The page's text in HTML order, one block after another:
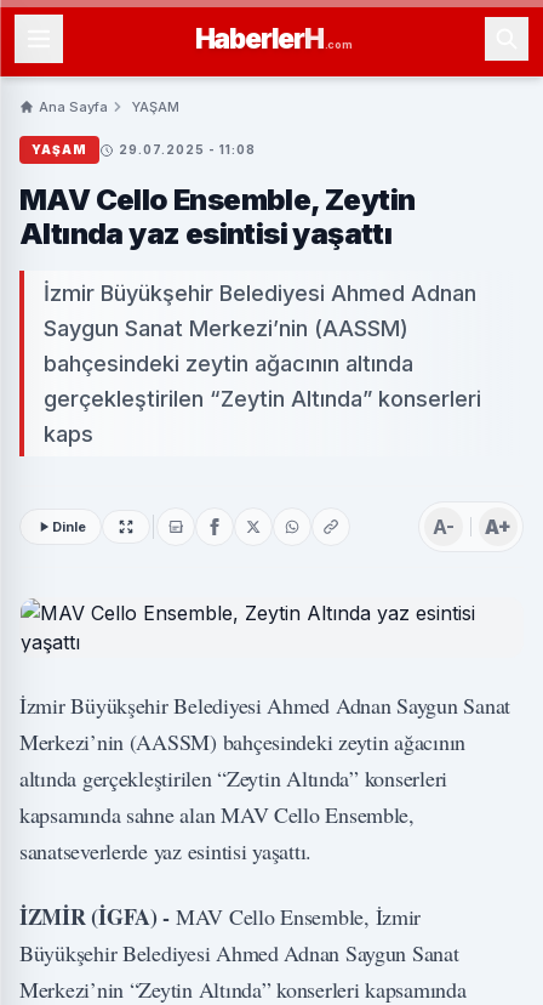
HaberlerH .com
Ana Sayfa YAŞAM
YAŞAM 29.07.2025 - 11:08
MAV Cello Ensemble, Zeytin
Altında yaz esintisi yaşattı
İzmir Büyükşehir Belediyesi Ahmed Adnan
Saygun Sanat Merkezi’nin (AASSM)
bahçesindeki zeytin ağacının altında
gerçekleştirilen “Zeytin Altında” konserleri
kaps
Dinle A- A+
İzmir Büyükşehir Belediyesi Ahmed Adnan Saygun Sanat
Merkezi’nin (AASSM) bahçesindeki zeytin ağacının
altında gerçekleştirilen “Zeytin Altında” konserleri
kapsamında sahne alan MAV Cello Ensemble,
sanatseverlerde yaz esintisi yaşattı.
İZMİR (İGFA) - MAV Cello Ensemble, İzmir
Büyükşehir Belediyesi Ahmed Adnan Saygun Sanat
Merkezi’nin “Zeytin Altında” konserleri kapsamında